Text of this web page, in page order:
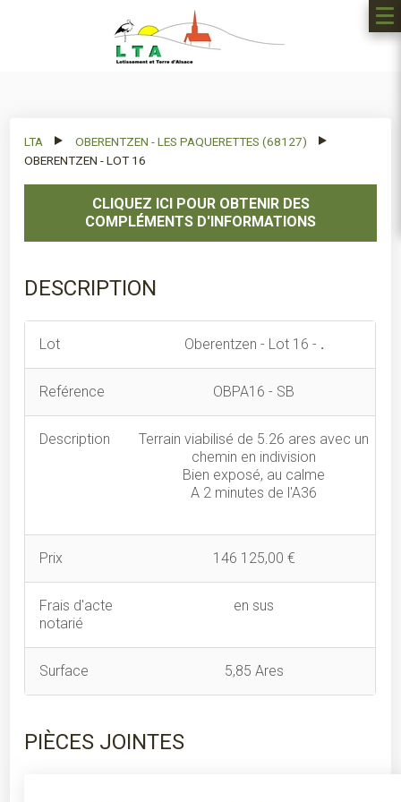
LTA
OBERENTZEN - LES PAQUERETTES (68127)
OBERENTZEN - LOT 16
CLIQUEZ ICI POUR OBTENIR DES
COMPLÉMENTS D'INFORMATIONS
DESCRIPTION
Lot Oberentzen - Lot 16 - .
Reférence OBPA16 - SB
Description
Terrain viabilisé de 5.26 ares avec un
chemin en indivision
Bien exposé, au calme
A 2 minutes de l'A36
Prix 146 125,00 €
Frais d'acte
notarié
en sus
Surface 5,85 Ares
PIÈCES JOINTES